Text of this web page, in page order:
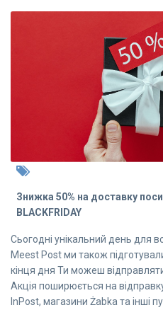
Знижка 50% на доставку
BLACKFRIDAY
Сьогодні унікальний день для
Meest Post ми також
кінця дня Ти можеш
Акція поширюється на
InPost, магазини Żabka та інші